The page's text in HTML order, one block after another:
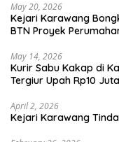
May 20, 2026
Kejari Karawang
BTN Proyek
May 14, 2026
Kurir Sabu Kakap di
Tergiur Upah Rp10
April 2, 2026
Kejari Karawang